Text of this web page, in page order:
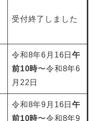
受付終了しました
令和8年6月16日午
前10時〜令和8年6
月22日
令和8年9月16日午
前10時〜令和8年9